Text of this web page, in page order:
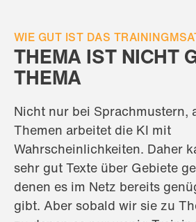
WIE GUT IST DAS
THEMA IST NICHT
THEMA
Nicht nur bei Sprachmustern,
Themen arbeitet die KI mit
Wahrscheinlichkeiten. Daher
sehr gut Texte über Gebiete
denen es im Netz bereits
gibt. Aber sobald wir sie zu